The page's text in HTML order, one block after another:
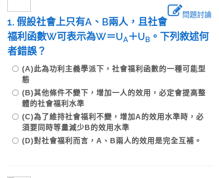
問題討論
1. 假設社會上只有A、B兩人，且社會
福利函數W可表示為W＝UA＋UB 。下列敘述何
者錯誤？
(A)此為功利主義學派下，社會福利函數的一種可能型
態
(B)其他條件不變下，增加一人的效用，必定會提高整
體的社會福利水準
(C)為了維持社會福利不變，增加A的效用水準時，必
須要同時等量減少B的效用水準
(D)對社會福利而言，A、B兩人的效用是完全互補。